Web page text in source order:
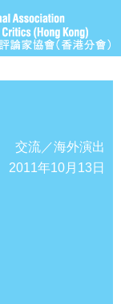
交流／海外演出
2011年10月13日